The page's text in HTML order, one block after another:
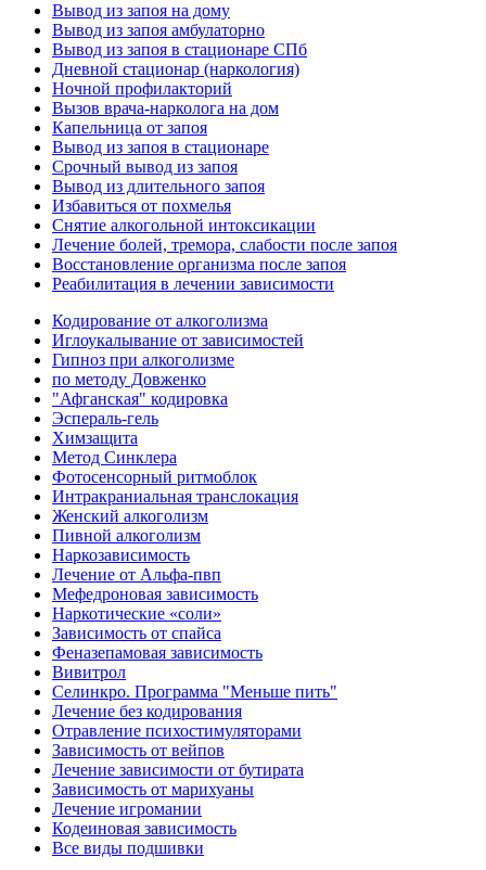
Вывод из запоя на дому
Вывод из запоя амбулаторно
Вывод из запоя в стационаре СПб
Дневной стационар (наркология)
Ночной профилакторий
Вызов врача-нарколога на дом
Капельница от запоя
Вывод из запоя в стационаре
Срочный вывод из запоя
Вывод из длительного запоя
Избавиться от похмелья
Снятие алкогольной интоксикации
Лечение болей, тремора, слабости после запоя
Восстановление организма после запоя
Реабилитация в лечении зависимости
Кодирование от алкоголизма
Иглоукалывание от зависимостей
Гипноз при алкоголизме
по методу Довженко
"Афганская" кодировка
Эспераль-гель
Химзащита
Метод Синклера
Фотосенсорный ритмоблок
Интракраниальная транслокация
Женский алкоголизм
Пивной алкоголизм
Наркозависимость
Лечение от Альфа-пвп
Мефедроновая зависимость
Наркотические «соли»
Зависимость от спайса
Феназепамовая зависимость
Вивитрол
Селинкро. Программа "Меньше пить"
Лечение без кодирования
Отравление психостимуляторами
Зависимость от вейпов
Лечение зависимости от бутирата
Зависимость от марихуаны
Лечение игромании
Кодеиновая зависимость
Все виды подшивки